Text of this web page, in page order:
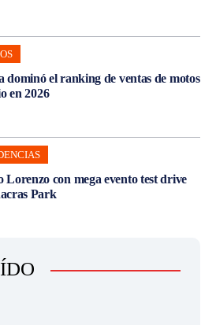
dominó el ranking de ventas de motos
en 2026
Lorenzo con mega evento test drive
Park